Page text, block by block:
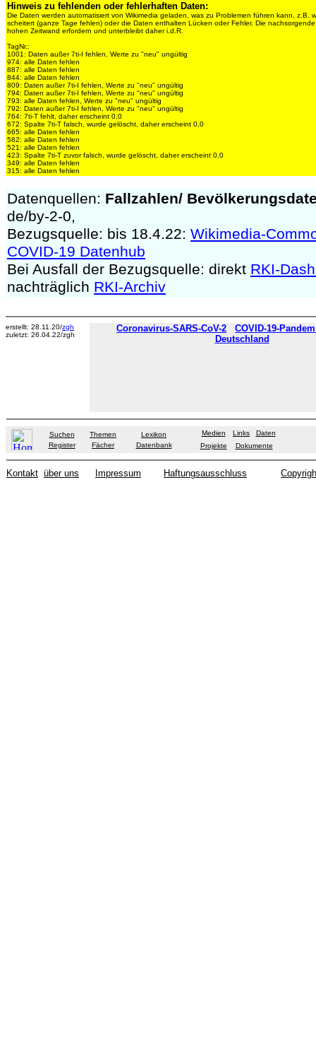
Hinweis zu fehlenden oder fehlerhaften Daten:
Die Daten werden automatisiert von Wikimedia geladen, was zu Problemen führen kann, z.B.
scheitert (ganze Tage fehlen) oder die Daten enthalten Lücken oder Fehler. Die
hohen Zeitwand erfordern und unterbleibt daher i.d.R.
TagNr.:
1001: Daten außer 7ti-I fehlen, Werte zu "neu" ungültig
974: alle Daten fehlen
887: alle Daten fehlen
844: alle Daten fehlen
809: Daten außer 7ti-I fehlen, Werte zu "neu" ungültig
794: Daten außer 7ti-I fehlen, Werte zu "neu" ungültig
793: alle Daten fehlen, Werte zu "neu" ungültig
792: Daten außer 7ti-I fehlen, Werte zu "neu" ungültig
764: 7ti-T fehlt, daher erscheint 0,0
672: Spalte 7ti-T falsch, wurde gelöscht, daher erscheint 0,0
665: alle Daten fehlen
582: alle Daten fehlen
521: alle Daten fehlen
423: Spalte 7ti-T zuvor falsch, wurde gelöscht, daher erscheint 0,0
349: alle Daten fehlen
315: alle Daten fehlen
Datenquellen: Fallzahlen/
de/by-2-0,
Bezugsquelle: bis 18.4.22: Wikimedia-
COVID-19 Datenhub
Bei Ausfall der Bezugsquelle: direkt RKI-
nachträglich RKI-Archiv
erstellt: 28.11.20/zgh
zuletzt: 26.04.22/zgh
Coronavirus-SARS-CoV-2
COVID-19-
Deutschland
Suchen Themen
Lexikon
Register
Fächer Datenbank
Medien Links
Daten
Projekte
Dokumente
Kontakt über uns Impressum Haftungsausschluss